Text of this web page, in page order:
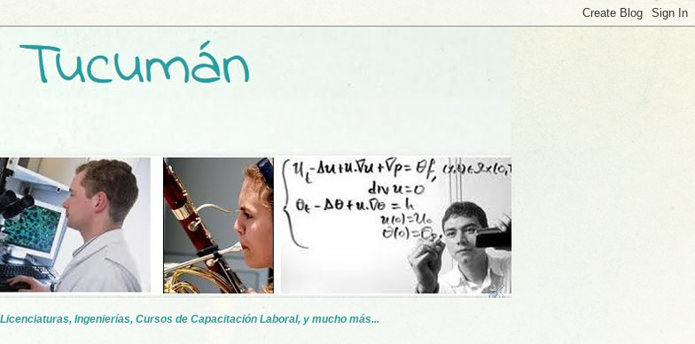
Ingenierías, Cursos de Capacitación Laboral, y mucho más...